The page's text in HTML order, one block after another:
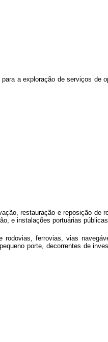
a exploração de serviços de
restauração e reposição de
e instalações portuárias
ferrovias, vias
porte, decorrentes de